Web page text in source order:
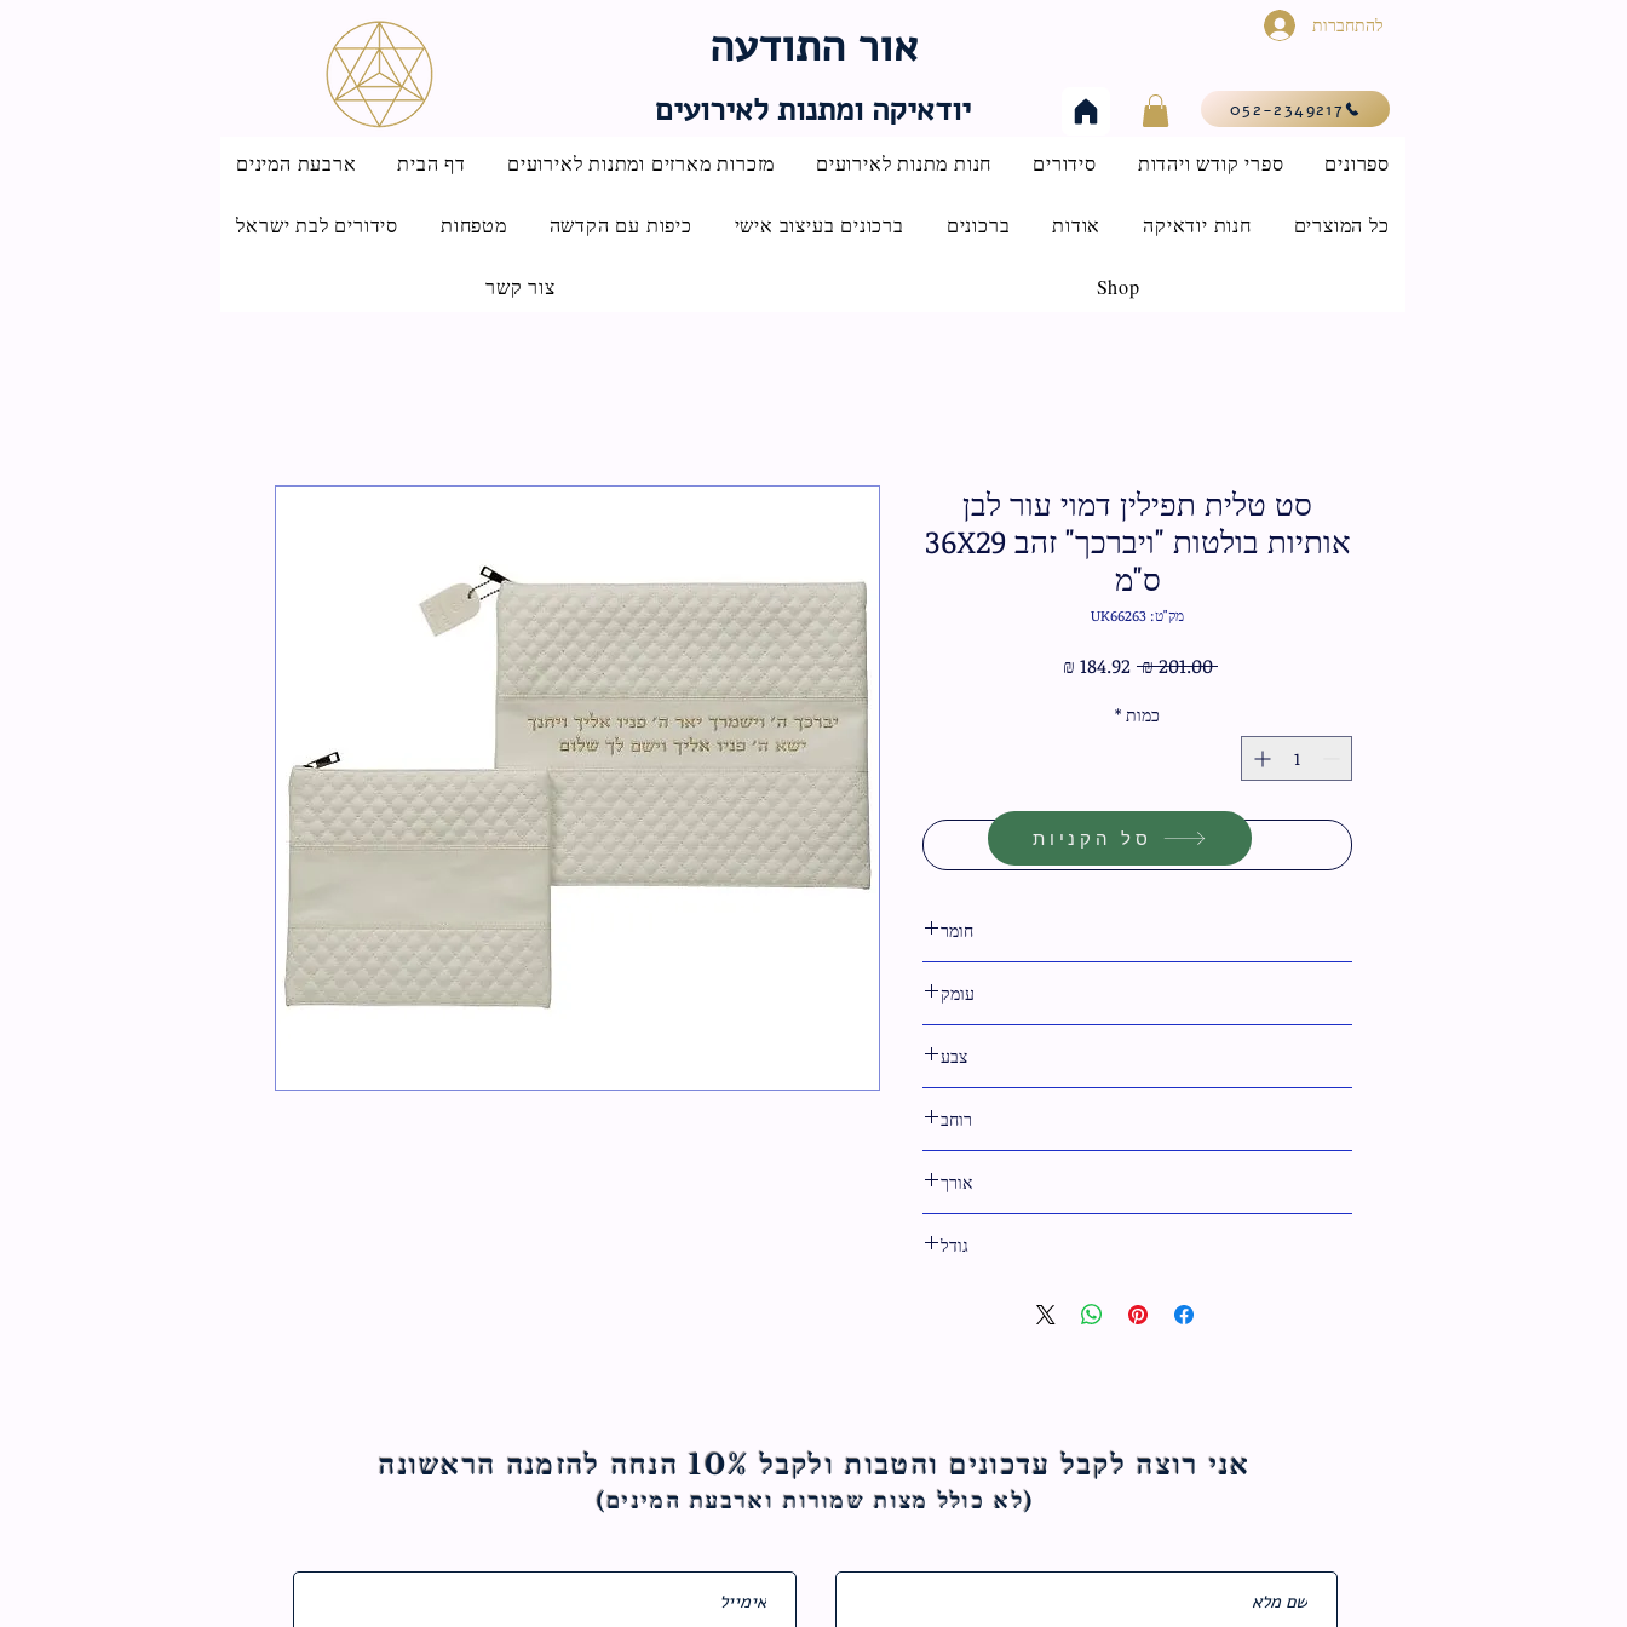
אור התודעה
יודאיקה ומתנות לאירועים
להתחברות
052-2349217
ארבעת המינים דף הבית מזכרות מארזים ומתנות לאירועים חנות מתנות לאירועים סידורים ספרי קודש ויהדות ספרונים
סידורים לבת ישראל מטפחות כיפות עם הקדשה ברכונים בעיצוב אישי ברכונים אודות חנות יודאיקה כל המוצרים
צור קשר Shop
סט טלית תפילין דמוי עור לבן
אותיות בולטות "ויברכך" זהב 36X29
ס"מ
מק"ט: UK66263
‏201.00 ‏₪
מחיר
כמות *
הוסף לסל
חומר
עומק
צבע
רוחב
אורך
גודל
סל הקניות
אני רוצה לקבל עדכונים והטבות ולקבל 10% הנחה להזמנה הראשונה
(לא כולל מצות שמורות וארבעת המינים)